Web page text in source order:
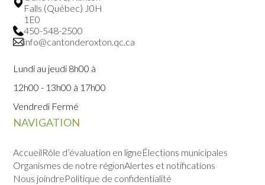
NAVIGATION
AccueilRôle d’évaluation en ligneÉlections municipales
Organismes de notre régionAlertes et notifications
Nous joindrePolitique de confidentialité
Falls (Québec) J0H
1E0
450-548-2500
info@cantonderoxton.qc.ca
Lundi au jeudi 8h00 à
12h00 - 13h00 à 17h00
Vendredi Fermé